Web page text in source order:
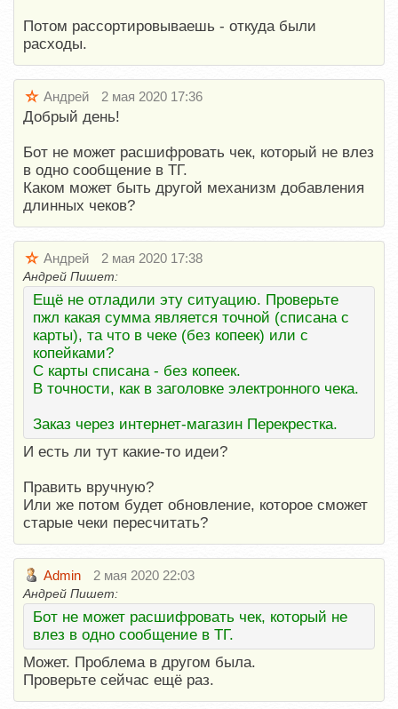
Потом рассортировываешь - откуда были
расходы.
Андрей 2 мая 2020 17:36
Добрый день!
Бот не может расшифровать чек, который не влез
в одно сообщение в ТГ.
Каком может быть другой механизм добавления
длинных чеков?
Андрей 2 мая 2020 17:38
Андрей Пишет:
Ещё не отладили эту ситуацию. Проверьте
пжл какая сумма является точной (списана с
карты), та что в чеке (без копеек) или с
копейками?
С карты списана - без копеек.
В точности, как в заголовке электронного чека.
Заказ через интернет-магазин Перекрестка.
И есть ли тут какие-то идеи?
Править вручную?
Или же потом будет обновление, которое сможет
старые чеки пересчитать?
Admin 2 мая 2020 22:03
Андрей Пишет:
Бот не может расшифровать чек, который не
влез в одно сообщение в ТГ.
Может. Проблема в другом была.
Проверьте сейчас ещё раз.